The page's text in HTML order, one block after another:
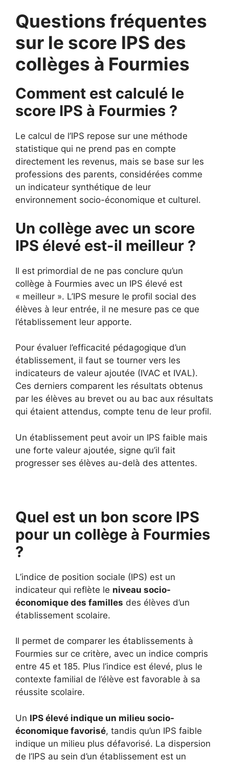
Questions fréquentes
sur le score IPS des
collèges à Fourmies
Comment est calculé le
score IPS à Fourmies ?
Le calcul de l’IPS repose sur une méthode
statistique qui ne prend pas en compte
directement les revenus, mais se base sur les
professions des parents, considérées comme
un indicateur synthétique de leur
environnement socio-économique et culturel.
Un collège avec un score
IPS élevé est-il meilleur ?
Il est primordial de ne pas conclure qu’un
collège à Fourmies avec un IPS élevé est
« meilleur ». L’IPS mesure le profil social des
élèves à leur entrée, il ne mesure pas ce que
l’établissement leur apporte.
Pour évaluer l’efficacité pédagogique d’un
établissement, il faut se tourner vers les
indicateurs de valeur ajoutée (IVAC et IVAL).
Ces derniers comparent les résultats obtenus
par les élèves au brevet ou au bac aux résultats
qui étaient attendus, compte tenu de leur profil.
Un établissement peut avoir un IPS faible mais
une forte valeur ajoutée, signe qu’il fait
progresser ses élèves au-delà des attentes.
Quel est un bon score IPS
pour un collège à Fourmies
?
L’indice de position sociale (IPS) est un
indicateur qui reflète le niveau socio-
économique des familles des élèves d’un
établissement scolaire.
Il permet de comparer les établissements à
Fourmies sur ce critère, avec un indice compris
entre 45 et 185. Plus l’indice est élevé, plus le
contexte familial de l’élève est favorable à sa
réussite scolaire.
Un IPS élevé indique un milieu socio-
économique favorisé, tandis qu’un IPS faible
indique un milieu plus défavorisé. La dispersion
de l’IPS au sein d’un établissement est un